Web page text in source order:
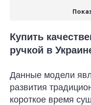
Купить
ручкой в
Данные модели
развития
короткое время